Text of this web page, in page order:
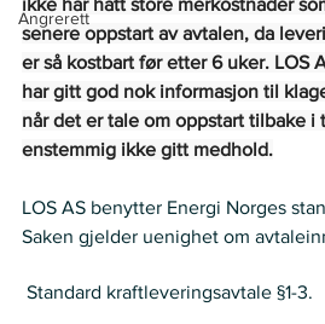
Angrerett
ikke har hatt store merkostnader
senere oppstart av avtalen, da
er så kostbart før etter 6 uker. LOS
har gitt god nok informasjon til
når det er tale om oppstart tilbake i
enstemmig ikke gitt medhold.
LOS AS benytter Energi Norges
Saken gjelder uenighet om
Standard kraftleveringsavtale §1-3.